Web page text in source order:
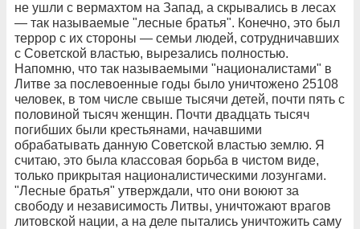
не ушли с вермахтом на Запад, а скрывались в лесах
— так называемые "лесные братья". Конечно, это был
террор с их стороны — семьи людей, сотрудничавших
с Советской властью, вырезались полностью.
Напомню, что так называемыми "националистами" в
Литве за послевоенные годы было уничтожено 25108
человек, в том числе свыше тысячи детей, почти пять с
половиной тысяч женщин. Почти двадцать тысяч
погибших были крестьянами, начавшими
обрабатывать данную Советской властью землю. Я
считаю, это была классовая борьба в чистом виде,
только прикрытая националистическими лозунгами.
"Лесные братья" утверждали, что они воюют за
свободу и независимость Литвы, уничтожают врагов
литовской нации, а на деле пытались уничтожить саму